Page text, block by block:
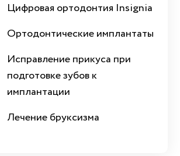
Цифровая ортодонтия Insignia
Ортодонтические имплантаты
Исправление прикуса при
подготовке зубов к
имплантации
Лечение бруксизма